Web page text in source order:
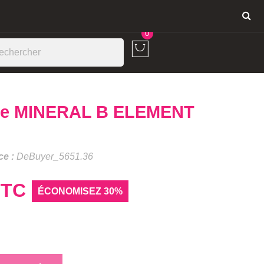
0
MINERAL B ELEMENT
: DeBuyer_5651.36
ÉCONOMISEZ 30%